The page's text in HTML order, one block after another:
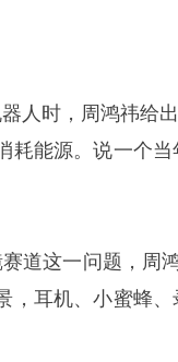
人时，周鸿祎给
耗能源。说一个
道这一问题，周
，耳机、小蜜蜂